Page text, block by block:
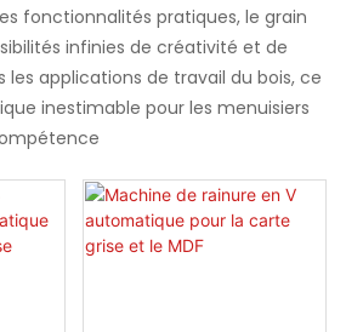
fonctionnalités pratiques, le grain
infinies de créativité et de
les applications de travail du bois, ce
inestimable pour les menuisiers